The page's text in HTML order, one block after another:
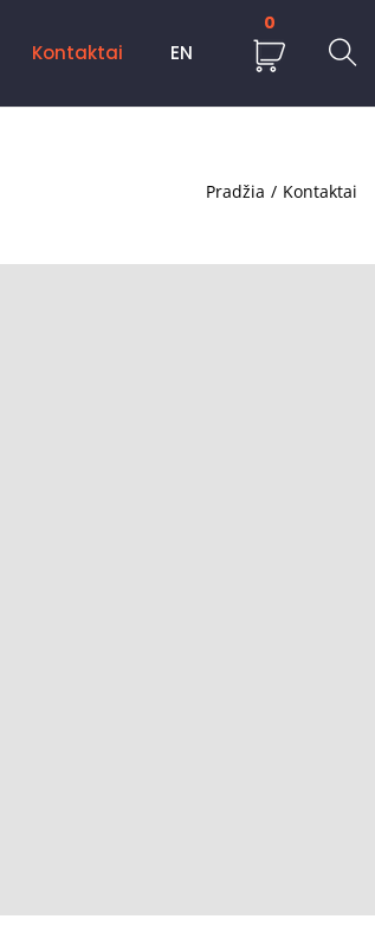
Kontaktai EN
0
Pradžia / Kontaktai